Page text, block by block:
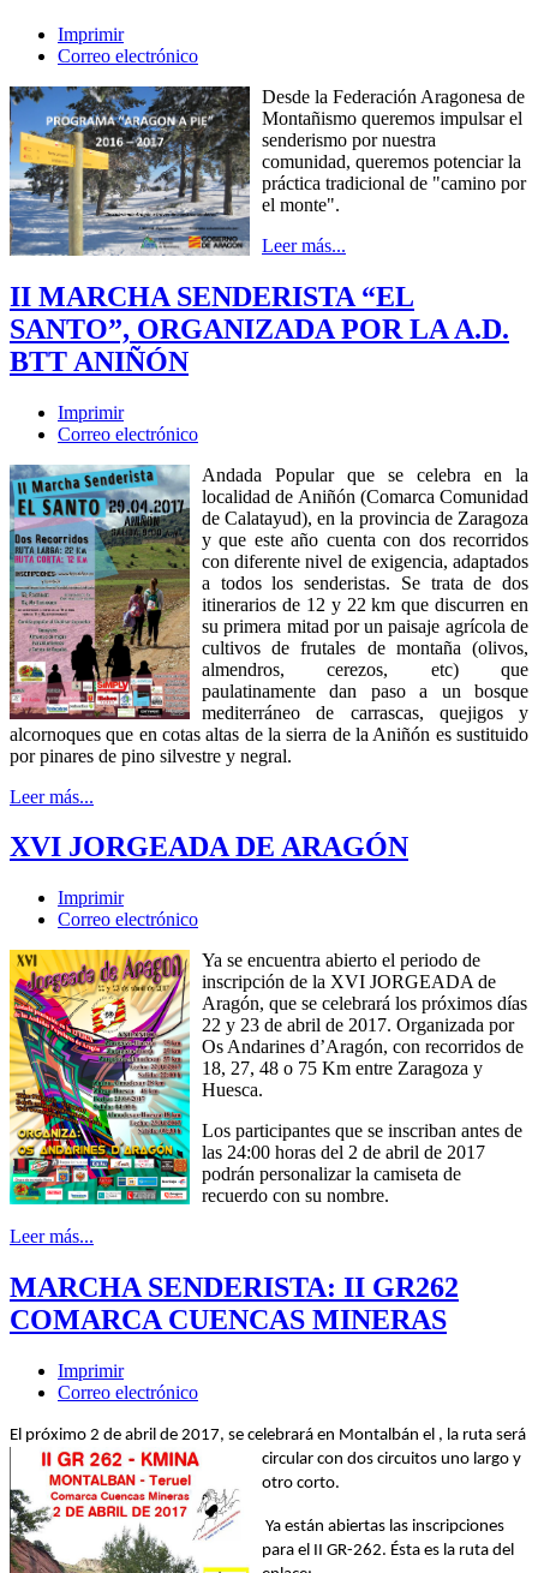
Imprimir
Correo electrónico
Desde la Federación Aragonesa de
Montañismo queremos impulsar el
senderismo por nuestra
comunidad, queremos potenciar la
práctica tradicional de "camino por
el monte".
Leer más...
II MARCHA SENDERISTA “EL
SANTO”, ORGANIZADA POR LA A.D.
BTT ANIÑÓN
Imprimir
Correo electrónico
Andada Popular que se celebra en la
localidad de Aniñón (Comarca Comunidad
de Calatayud), en la provincia de Zaragoza
y que este año cuenta con dos recorridos
con diferente nivel de exigencia, adaptados
a todos los senderistas. Se trata de dos
itinerarios de 12 y 22 km que discurren en
su primera mitad por un paisaje agrícola de
cultivos de frutales de montaña (olivos,
almendros, cerezos, etc) que
paulatinamente dan paso a un bosque
mediterráneo de carrascas, quejigos y
alcornoques que en cotas altas de la sierra de la Aniñón es sustituido
por pinares de pino silvestre y negral.
Leer más...
XVI JORGEADA DE ARAGÓN
Imprimir
Correo electrónico
Ya se encuentra abierto el periodo de
inscripción de la XVI JORGEADA de
Aragón, que se celebrará los próximos días
22 y 23 de abril de 2017. Organizada por
Os Andarines d’Aragón, con recorridos de
18, 27, 48 o 75 Km entre Zaragoza y
Huesca.
Los participantes que se inscriban antes de
las 24:00 horas del 2 de abril de 2017
podrán personalizar la camiseta de
recuerdo con su nombre.
Leer más...
MARCHA SENDERISTA: II GR262
COMARCA CUENCAS MINERAS
Imprimir
Correo electrónico
El próximo 2 de abril de 2017, se celebrará en Montalbán el , la ruta será
circular con dos circuitos uno largo y
otro corto.
Ya están abiertas las inscripciones
para el II GR-262. Ésta es la ruta del